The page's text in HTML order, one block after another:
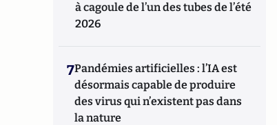
à cagoule de l’un des tubes de l’été
2026
7Pandémies artificielles : l’IA est
désormais capable de produire
des virus qui n’existent pas dans
la nature